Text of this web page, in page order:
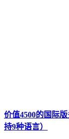
价值4500的国际
持9种语言）